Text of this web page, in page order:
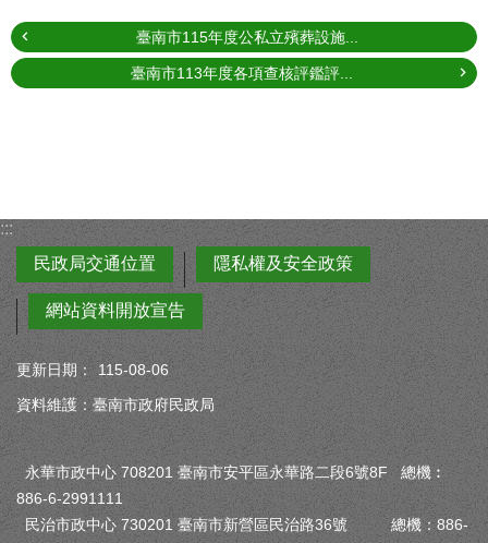
臺南市115年度公私立殯葬設施...
臺南市113年度各項查核評鑑評...
:::
民政局交通位置
隱私權及安全政策
網站資料開放宣告
更新日期：
115-08-06
資料維護：臺南市政府民政局
永華市政中心 708201 臺南市安平區永華路二段6號8F 總機︰
886-6-2991111
民治市政中心 730201 臺南市新營區民治路36號 總機：886-